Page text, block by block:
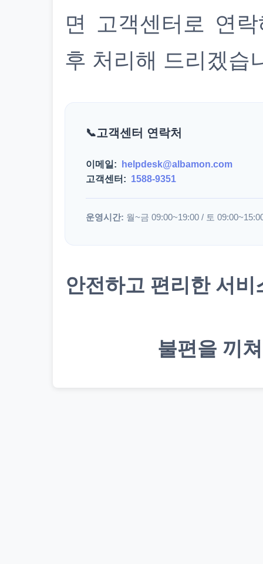
면 고객센터로 연
후 처리해 드리겠습
고객센터 연락처
이메일:
helpdesk@albamon.com
고객센터: 1588-9351
운영시간: 월~금 09:00~19:00 / 토
안전하고 편리한 서
불편을 끼